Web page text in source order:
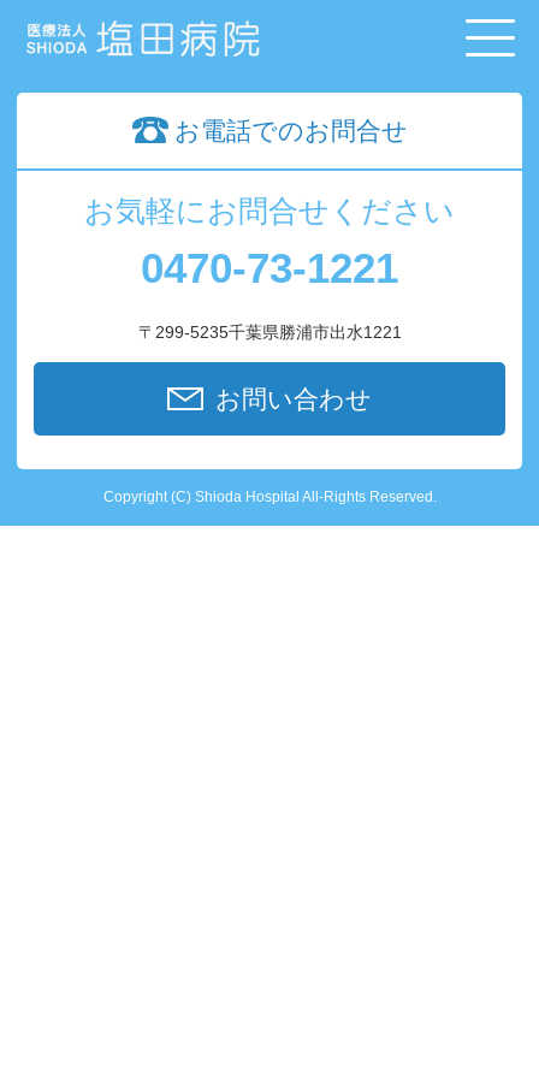
お電話でのお問合せ
お気軽にお問合せください
0470-73-1221
〒299-5235千葉県勝浦市出水1221
お問い合わせ
Copyright (C) Shioda Hospital All-Rights Reserved.